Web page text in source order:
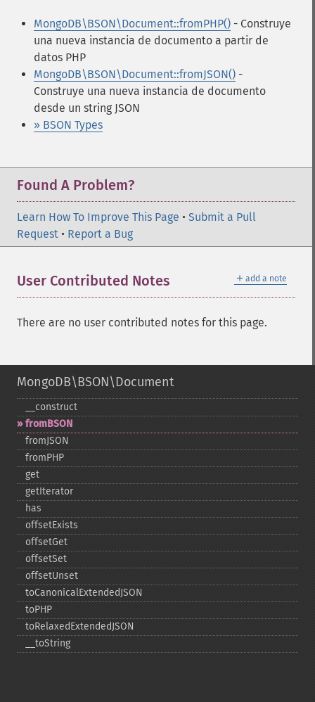
MongoDB\BSON\Document::fromPHP() - Construye
una nueva instancia de documento a partir de
datos PHP
MongoDB\BSON\Document::fromJSON() -
Construye una nueva instancia de documento
desde un string JSON
» BSON Types
Found A Problem?
Learn How To Improve This Page • Submit a Pull
Request • Report a Bug
＋ add a note
User Contributed Notes
There are no user contributed notes for this page.
MongoDB\BSON\Document
_​_​construct
fromBSON
fromJSON
fromPHP
get
getIterator
has
offsetExists
offsetGet
offsetSet
offsetUnset
toCanonicalExtendedJSON
toPHP
toRelaxedExtendedJSON
_​_​toString